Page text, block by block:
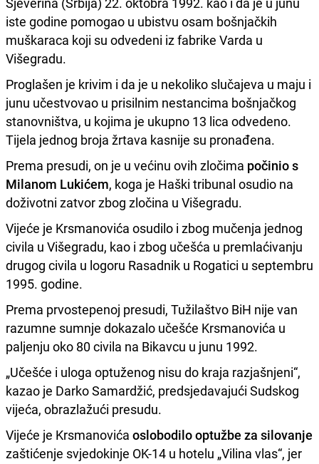
iste godine pomogao u ubistvu osam bošnjačkih
muškaraca koji su odvedeni iz fabrike Varda u
Višegradu.
Proglašen je krivim i da je u nekoliko slučajeva u maju i
junu učestvovao u prisilnim nestancima bošnjačkog
stanovništva, u kojima je ukupno 13 lica odvedeno.
Tijela jednog broja žrtava kasnije su pronađena.
Prema presudi, on je u većinu ovih zločima počinio s
Milanom Lukićem, koga je Haški tribunal osudio na
doživotni zatvor zbog zločina u Višegradu.
Vijeće je Krsmanovića osudilo i zbog mučenja jednog
civila u Višegradu, kao i zbog učešća u premlaćivanju
drugog civila u logoru Rasadnik u Rogatici u septembru
1995. godine.
Prema prvostepenoj presudi, Tužilaštvo BiH nije van
razumne sumnje dokazalo učešće Krsmanovića u
paljenju oko 80 civila na Bikavcu u junu 1992.
„Učešće i uloga optuženog nisu do kraja razjašnjeni“,
kazao je Darko Samardžić, predsjedavajući Sudskog
vijeća, obrazlažući presudu.
Vijeće je Krsmanovića oslobodilo optužbe za silovanje
zaštićenje svjedokinje OK-14 u hotelu „Vilina vlas“, jer